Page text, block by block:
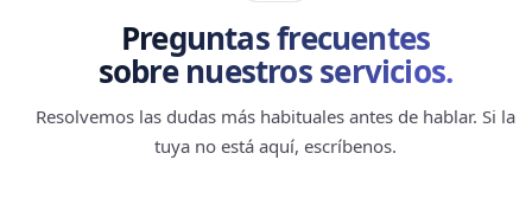
TELÉFONO
Preguntas frecuentes
sobre nuestros servicios.
Resolvemos las dudas más habituales antes de hablar. Si la
tuya no está aquí, escríbenos.